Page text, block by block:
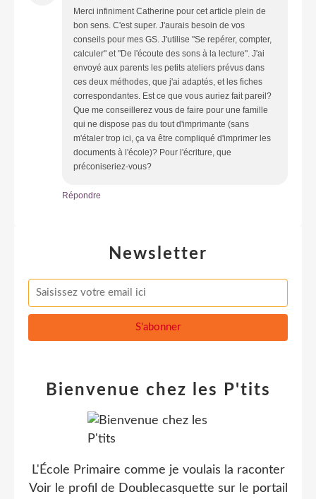
Merci infiniment Catherine pour cet article plein de
bon sens. C'est super. J'aurais besoin de vos
conseils pour mes GS. J'utilise "Se repérer, compter,
calculer" et "De l'écoute des sons à la lecture". J'ai
envoyé aux parents les petits ateliers prévus dans
ces deux méthodes, que j'ai adaptés, et les fiches
correspondantes. Est ce que vous auriez fait pareil?
Que me conseillerez vous de faire pour une famille
qui ne dispose pas du tout d'imprimante (sans
m'étaler trop ici, ça va être compliqué d'imprimer les
documents à l'école)? Pour l'écriture, que
préconiseriez-vous?
Répondre
Newsletter
Bienvenue chez les P'tits
L'École Primaire comme je voulais la raconter
Voir le profil de Doublecasquette sur le portail